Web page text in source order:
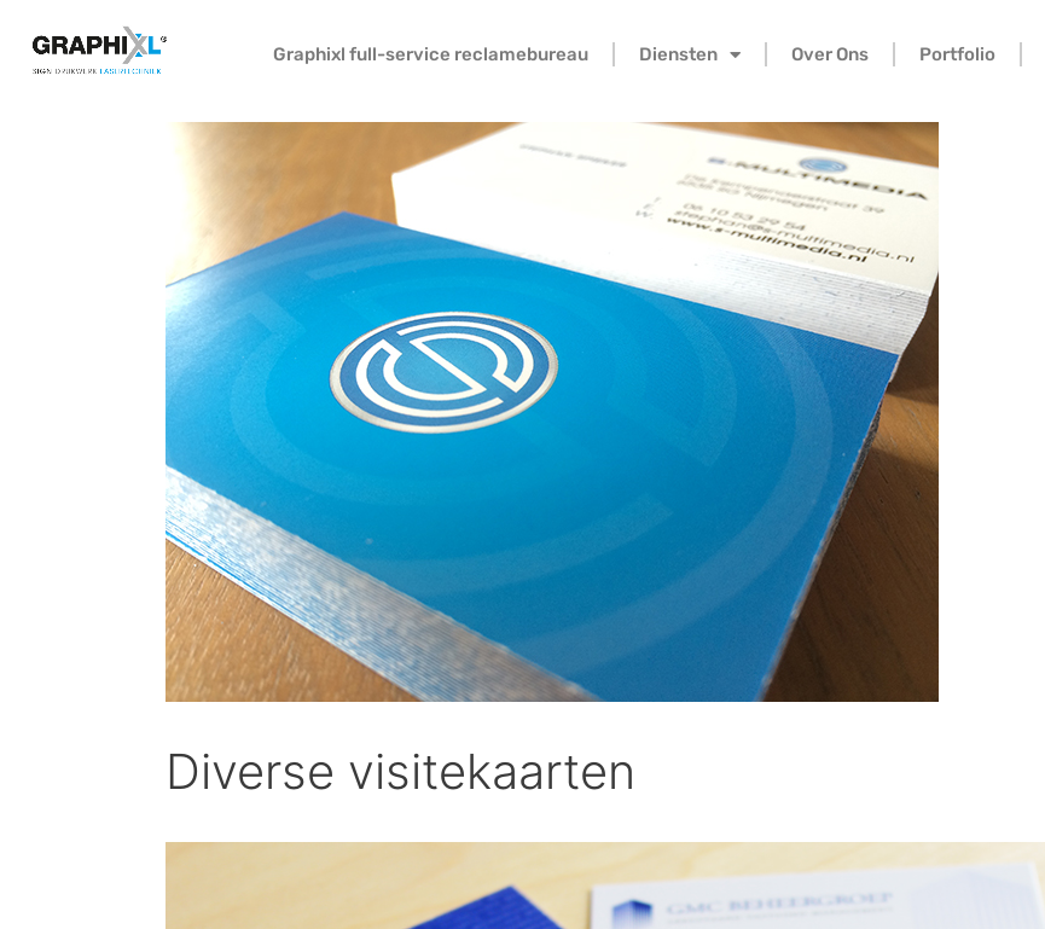
Graphixl full-service reclamebureau Diensten Over Ons Portfolio
Diverse visitekaarten